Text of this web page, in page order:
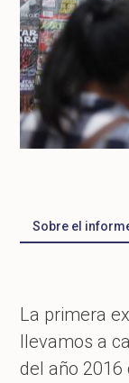
Sobre el
La primera
llevamos a
del año